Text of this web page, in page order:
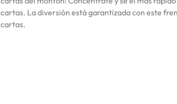
cartas. La diversión está garantizada con este
cartas.